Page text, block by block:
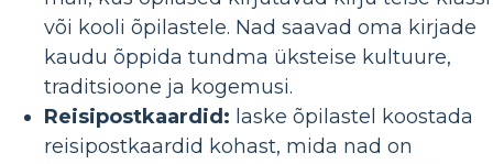
või kooli õpilastele. Nad saavad oma kirjade
kaudu õppida tundma üksteise kultuure,
traditsioone ja kogemusi.
Reisipostkaardid: laske õpilastel koostada
reisipostkaardid kohast, mida nad on